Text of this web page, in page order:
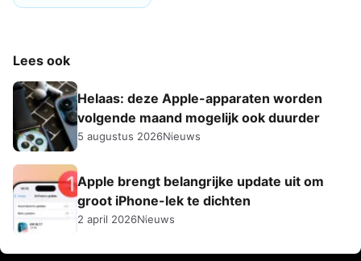
Lees ook
Helaas: deze Apple-apparaten worden
volgende maand mogelijk ook duurder
5 augustus 2026Nieuws
Apple brengt belangrijke update uit om
groot iPhone-lek te dichten
2 april 2026Nieuws